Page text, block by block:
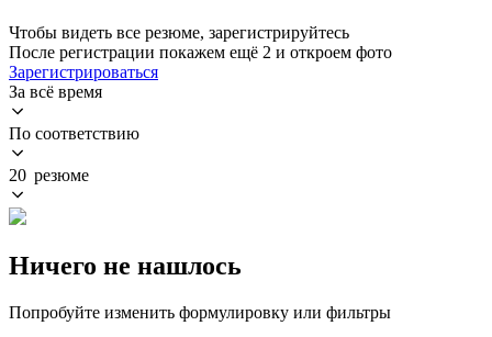
Чтобы видеть все резюме, зарегистрируйтесь
После регистрации покажем ещё 2 и откроем фото
Зарегистрироваться
За всё время
По соответствию
20 резюме
Ничего не нашлось
Попробуйте изменить формулировку или фильтры